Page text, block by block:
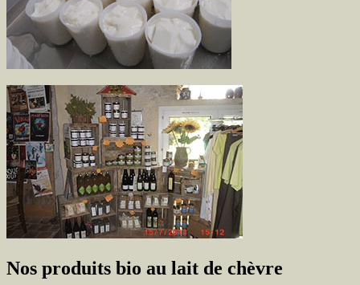
Nos produits bio au lait de chèvre